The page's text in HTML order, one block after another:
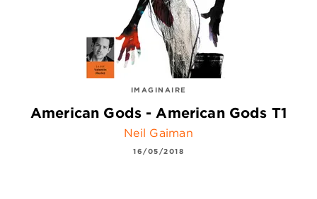
IMAGINAIRE
American Gods - American Gods T1
Neil Gaiman
16/05/2018